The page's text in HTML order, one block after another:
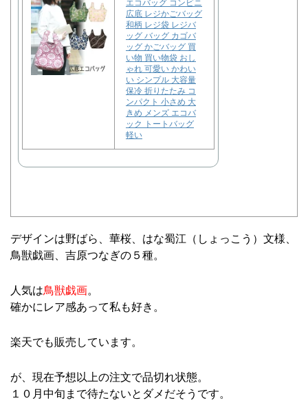
エコバッグ コンビニ
広底 レジかごバッグ
和柄 レジ袋 レジバ
ッグ バッグ カゴバ
ッグ かごバッグ 買
い物 買い物袋 おし
ゃれ 可愛い かわい
い シンプル 大容量
保冷 折りたたみ コ
ンパクト 小さめ 大
きめ メンズ エコバ
ック トートバッグ
軽い
デザインは野ばら、華桜、はな蜀江（しょっこう）文様、
鳥獣戯画、吉原つなぎの５種。
人気は鳥獣戯画。
確かにレア感あって私も好き。
楽天でも販売しています。
が、現在予想以上の注文で品切れ状態。
１０月中旬まで待たないとダメだそうです。